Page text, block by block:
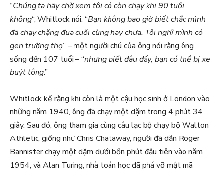
“Chúng ta hãy chờ xem tôi có còn chạy khi 90 tuổi
không“, Whitlock nói. “Bạn không bao giờ biết chắc mình
đã chạy chặng đua cuối cùng hay chưa. Tôi nghĩ mình có
gen trường thọ” – một người chú của ông nói rằng ông
sống đến 107 tuổi – “nhưng biết đâu đấy, bạn có thể bị xe
buýt tông.”
Whitlock kể rằng khi còn là một cậu học sinh ở London vào
những năm 1940, ông đã chạy một dặm trong 4 phút 34
giây. Sau đó, ông tham gia cùng câu lạc bộ chạy bộ Walton
Athletic, giống như Chris Chataway, người đã dẫn Roger
Bannister chạy một dặm dưới bốn phút đầu tiên vào năm
1954, và Alan Turing, nhà toán học đã phá vỡ mật mã